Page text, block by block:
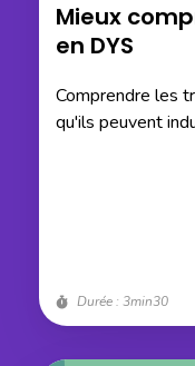
Mieux
en DYS
Comprendre les
qu'ils peuvent
Durée : 3min30